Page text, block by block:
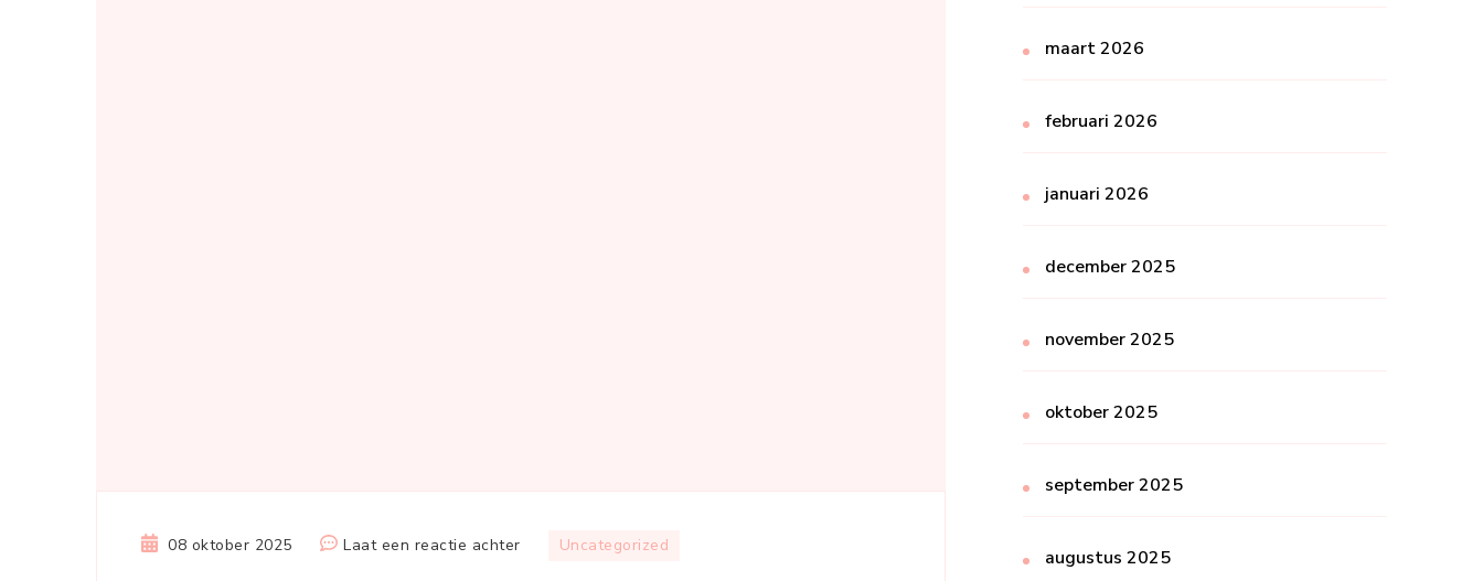
08 oktober 2025 Laat een reactie achterop
Uncategorized
maart 2026
februari 2026
januari 2026
december 2025
november 2025
oktober 2025
september 2025
augustus 2025